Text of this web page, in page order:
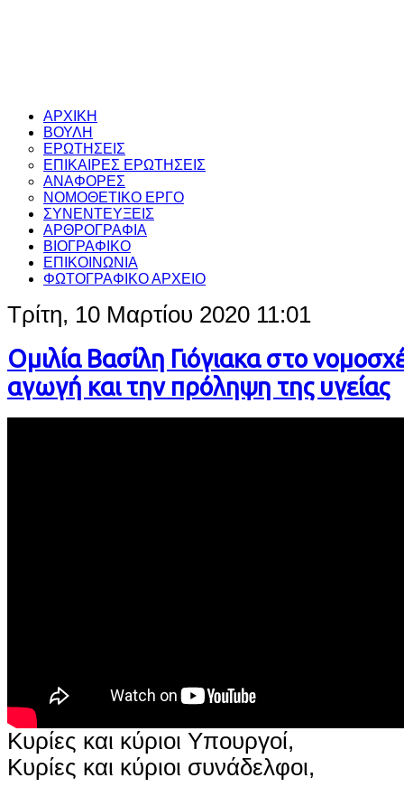
ΑΡΧΙΚΗ
ΒΟΥΛΗ
ΕΡΩΤΗΣΕΙΣ
ΕΠΙΚΑΙΡΕΣ ΕΡΩΤΗΣΕΙΣ
ΑΝΑΦΟΡΕΣ
ΝΟΜΟΘΕΤΙΚΟ ΕΡΓΟ
ΣΥΝΕΝΤΕΥΞΕΙΣ
ΑΡΘΡΟΓΡΑΦΙΑ
ΒΙΟΓΡΑΦΙΚΟ
ΕΠΙΚΟΙΝΩΝΙΑ
ΦΩΤΟΓΡΑΦΙΚΟ ΑΡΧΕΙΟ
Τρίτη, 10 Μαρτίου 2020 11:01
Ομιλία Βασίλη Γιόγιακα στο
αγωγή και την πρόληψη της υγείας
Κυρίες και κύριοι Υπουργοί,
Κυρίες και κύριοι συνάδελφοι,